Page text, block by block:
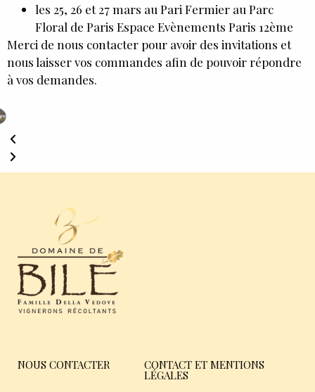
les 25, 26 et 27 mars au Pari Fermier au Parc
Floral de Paris Espace Evènements Paris 12ème
Merci de nous contacter pour avoir des invitations et
nous laisser vos commandes afin de pouvoir répondre
à vos demandes.
NOUS CONTACTER CONTACT ET MENTIONS
LÉGALES